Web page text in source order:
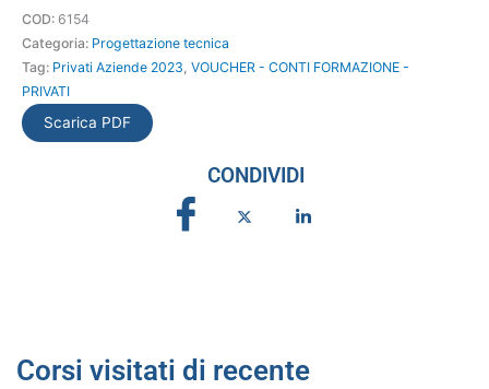
Specialist
Architettura
quantità
COD: 6154
Categoria: Progettazione tecnica
Tag: Privati Aziende 2023, VOUCHER - CONTI FORMAZIONE -
PRIVATI
Scarica PDF
CONDIVIDI
Corsi visitati di recente